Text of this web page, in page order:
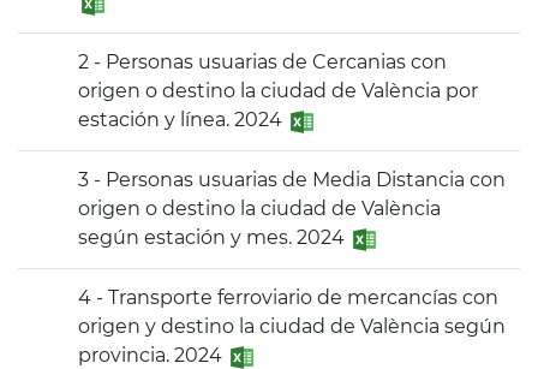
2 - Personas usuarias de Cercanias con
origen o destino la ciudad de València por
estación y línea. 2024
3 - Personas usuarias de Media Distancia con
origen o destino la ciudad de València
según estación y mes. 2024
4 - Transporte ferroviario de mercancías con
origen y destino la ciudad de València según
provincia. 2024